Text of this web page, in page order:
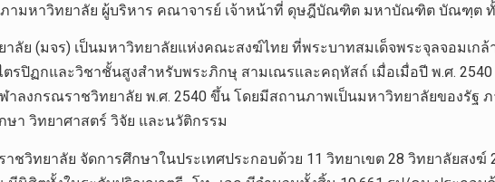
ามหาวิทยาลัย ผู้บริหาร คณาจารย์ เจ้าหน้าที่ ดุษฎีบัณฑิต มหาบัณฑิต บัณฑฺต ทั้
ย (มจร) เป็นมหาวิทยาลัยแห่งคณะสงฆ์ไทย ที่พระบาทสมเด็จพระจุลจอมเกล้
ตรปิฏกและวิชาชั้นสูงสำหรับพระภิกษุ สามเณรและคฤหัสถ์ เมื่อเมื่อปี พ.ศ.
าลงกรณราชวิทยาลัย พ.ศ. 2540 ขึ้น โดยมีสถานภาพเป็นมหาวิทยาลัยของรัฐ
า วิทยาศาสตร์ วิจัย และนวัติกรรม
วิทยาลัย จัดการศึกษาในประเทศประกอบด้วย 11 วิทยาเขต 28 วิทยาลัยสง